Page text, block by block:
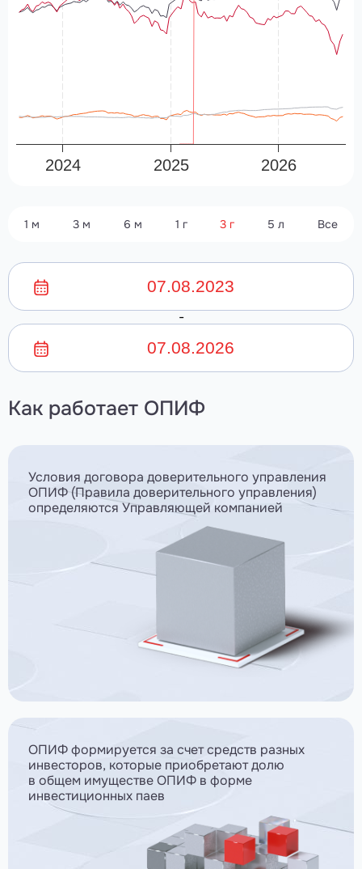
2024 2025 2026
1 м 3 м 6 м 1 г 3 г 5 л Все
-
Как работает ОПИФ
Условия договора доверительного управления
ОПИФ (Правила доверительного управления)
определяются Управляющей компанией
ОПИФ формируется за счет средств разных
инвесторов, которые приобретают долю
в общем имуществе ОПИФ в форме
инвестиционных паев